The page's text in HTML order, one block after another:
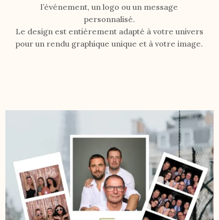
l’événement, un logo ou un message
personnalisé.
Le design est entièrement adapté à votre univers
pour un rendu graphique unique et à votre image.